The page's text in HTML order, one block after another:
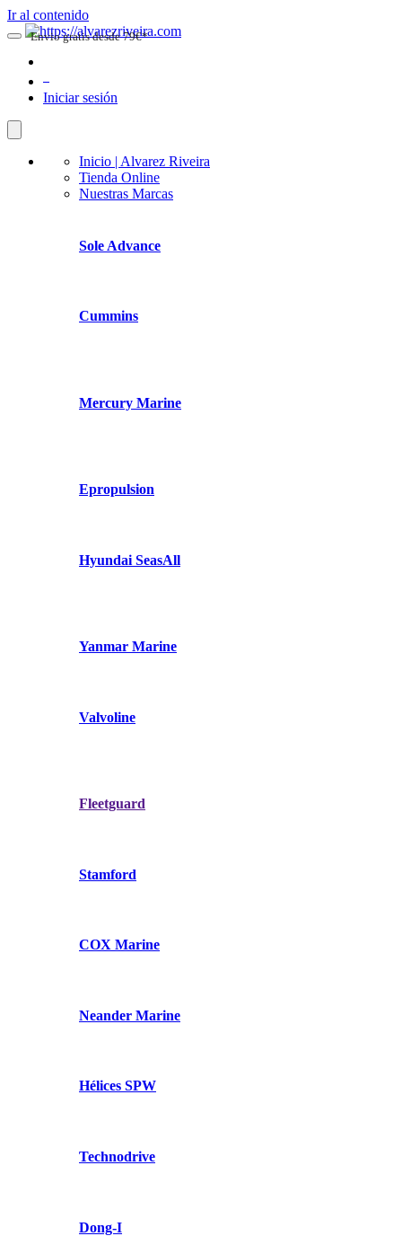
Ir al contenido
Iniciar sesión
Inicio | Alvarez Riveira
Tienda Online
Nuestras Marcas
Sole Advance
Cummins
Mercury Marine
Epropulsion
Hyundai SeasAll
Yanmar Marine
Valvoline
Fleetguard
Stamford
COX Marine
Neander Marine
Hélices SPW
Technodrive
Dong-I
Envio gratis desde 79€*